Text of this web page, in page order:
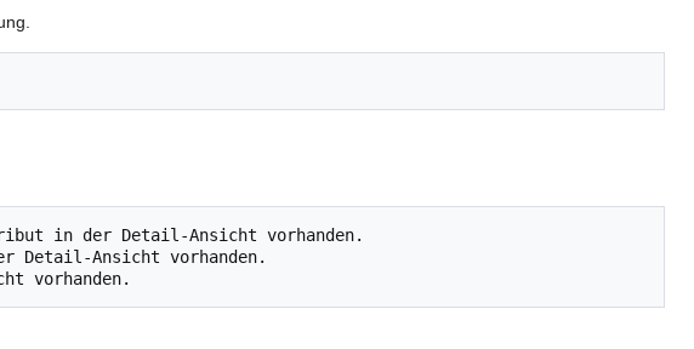
in der Detail-Ansicht vorhanden.
Detail-Ansicht vorhanden.